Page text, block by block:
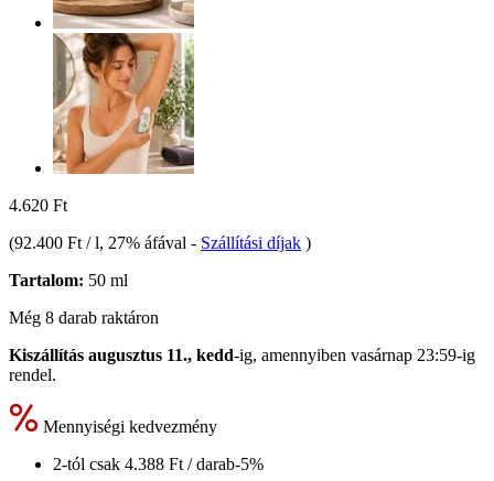
4.620 Ft
(92.400 Ft / l, 27% áfával - Szállítási díjak )
Tartalom: 50 ml
Még 8 darab raktáron
Kiszállítás augusztus 11., kedd-ig, amennyiben vasárnap 23:59-ig
rendel.
Mennyiségi kedvezmény
2-tól csak 4.388 Ft / darab-5%